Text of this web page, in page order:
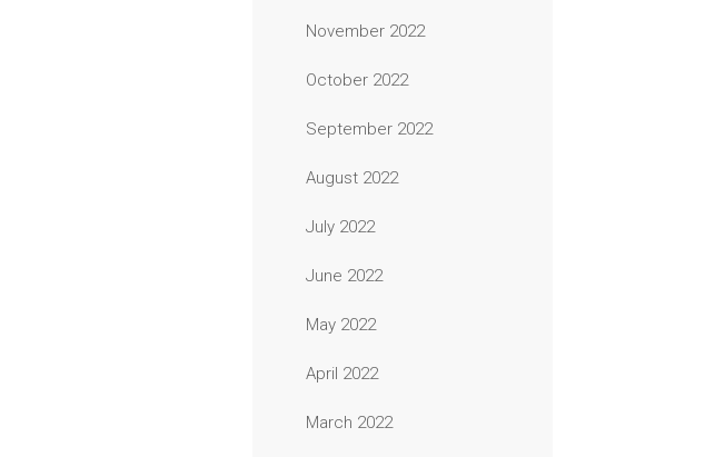
November 2022
October 2022
September 2022
August 2022
July 2022
June 2022
May 2022
April 2022
March 2022